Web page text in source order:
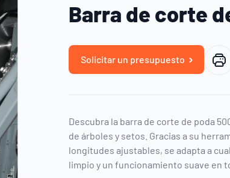
Barra de corte
Solicitar un presupuesto
Descubra la barra de corte de poda
de árboles y setos. Gracias a su
longitudes ajustables, se adapta a
limpio y un funcionamiento suave en